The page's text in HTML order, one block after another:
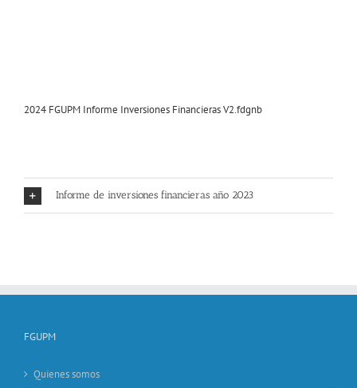
2024 FGUPM Informe Inversiones Financieras V2.fdgnb
Informe de inversiones financieras año 2023
FGUPM
Quienes somos